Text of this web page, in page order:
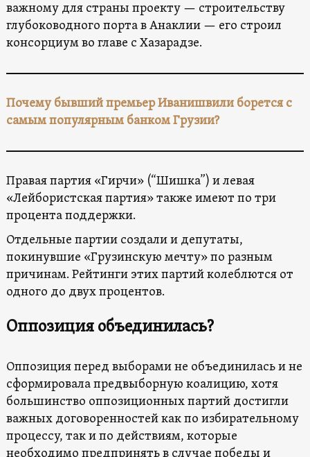
важному для страны проекту — строительству
глубоководного порта в Анаклии — его строил
консорциум во главе с Хазарадзе.
Почему бывший премьер Иванишвили борется с
самым популярным банком Грузии?
Правая партия «Гирчи» (“Шишка”) и левая
«Лейбористская партия» также имеют по три
процента поддержки.
Отдельные партии создали и депутаты,
покинувшие «Грузинскую мечту» по разным
причинам. Рейтинги этих партий колеблются от
одного до двух процентов.
Оппозиция объединилась?
Оппозиция перед выборами не объединилась и не
сформировала предвыборную коалицию, хотя
большинство оппозиционных партий достигли
важных договоренностей как по избирательному
процессу, так и по действиям, которые
необходимо предпринять в случае победы и